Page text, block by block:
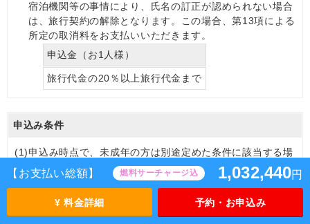
【お支払い総額】 燃料サーチャージ込 1,032,440円
¥ 料金詳細 予約・お申込み
宿泊機関等の事情により、氏名の訂正が認められない場合
は、旅行契約の解除となります。この場合、第13項による
所定の取消料をお支払いいただきます。
申込金（お1人様）
旅行代金の20％以上旅行代金まで
申込み条件
(1)申込み時点で、未成年の方は別途定めた条件に該当する場
合を除き親権者の同意書の提出が必要です。
(2)旅行開始時点で、15歳未満の方は特定コース（語学研修ツ
アー等）に参加する場合を除き、親権者または保護者の同
行を条件とします。なお、国の法令や施設等の規則によ